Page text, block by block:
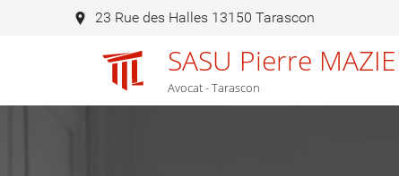
SASU Pierre
Avocat - Tarascon
23 Rue des Halles 13150 Tarascon